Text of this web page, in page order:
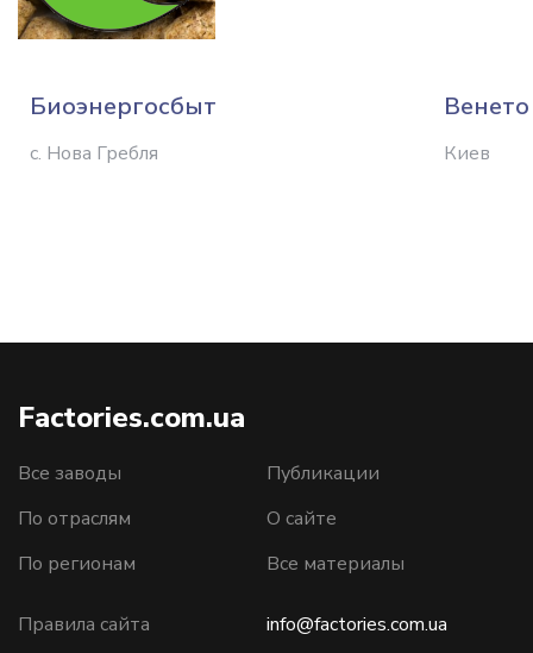
Биоэнергосбыт
с. Нова Гребля Киев
Factories.com.ua
Все заводы
По отраслям
По регионам
Публикации
О сайте
Все материалы
Правила сайта info@factories.com.ua